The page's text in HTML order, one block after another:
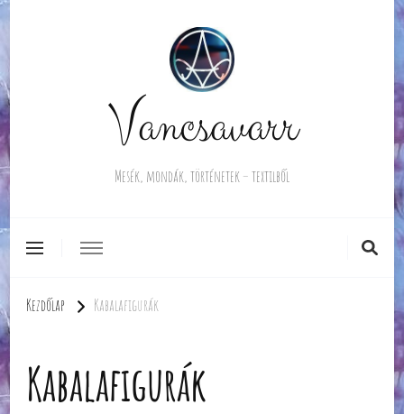
Vancsavarr
Mesék, mondák, történetek – textilből
Kezdőlap Kabalafigurák
Kabalafigurák